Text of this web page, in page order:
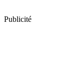
Publicité